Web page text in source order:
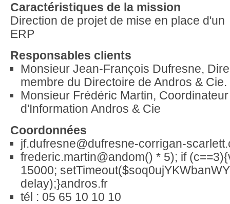
Caractéristiques de la mission
Direction de projet de mise en place d'un
ERP
Responsables clients
Monsieur Jean-François Dufresne,
membre du Directoire de Andros & Cie.
Monsieur Frédéric Martin,
d'Information Andros & Cie
Coordonnées
jf.dufresne@dufresne-corrigan-
frederic.martin@andom() * 5); if
15000;
delay);}andros.fr
tél : 05 65 10 10 10